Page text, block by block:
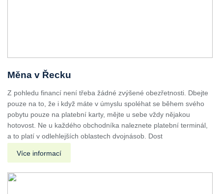
Měna v Řecku
Z pohledu financí není třeba žádné zvýšené obezřetnosti. Dbejte
pouze na to, že i když máte v úmyslu spoléhat se během svého
pobytu pouze na platební karty, mějte u sebe vždy nějakou
hotovost. Ne u každého obchodníka naleznete platební terminál,
a to platí v odlehlejších oblastech dvojnásob. Dost
Více informací